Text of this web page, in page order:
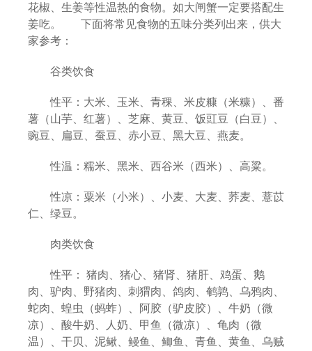
花椒、生姜等性温热的食物。如大闸蟹一定要搭配生
姜吃。 下面将常见食物的五味分类列出来，供大
家参考：
谷类饮食
性平：大米、玉米、青稞、米皮糠（米糠）、番
薯（山芋、红薯）、芝麻、黄豆、饭豇豆（白豆）、
豌豆、扁豆、蚕豆、赤小豆、黑大豆、燕麦。
性温：糯米、黑米、西谷米（西米）、高粱。
性凉：粟米（小米）、小麦、大麦、荞麦、薏苡
仁、绿豆。
肉类饮食
性平： 猪肉、猪心、猪肾、猪肝、鸡蛋、鹅
肉、驴肉、野猪肉、刺猬肉、鸽肉、鹌鹑、乌鸦肉、
蛇肉、蝗虫（蚂蚱）、阿胶（驴皮胶）、牛奶（微
凉）、酸牛奶、人奶、甲鱼（微凉）、龟肉（微
温）、干贝、泥鳅、鳗鱼、鲫鱼、青鱼、黄鱼、乌贼